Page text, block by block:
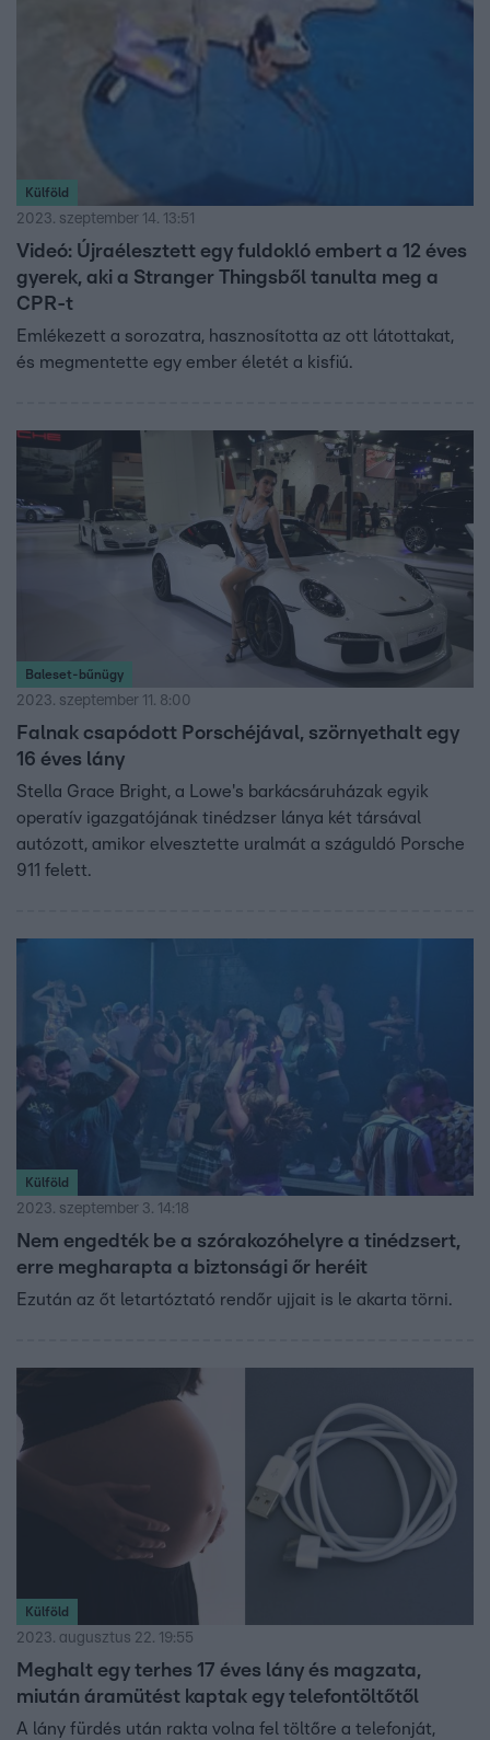
Külföld
2023. szeptember 14. 13:51
Videó: Újraélesztett egy fuldokló embert a 12 éves
gyerek, aki a Stranger Thingsből tanulta meg a
CPR-t
Emlékezett a sorozatra, hasznosította az ott látottakat,
és megmentette egy ember életét a kisfiú.
Baleset-bűnügy
2023. szeptember 11. 8:00
Falnak csapódott Porschéjával, szörnyethalt egy
16 éves lány
Stella Grace Bright, a Lowe's barkácsáruházak egyik
operatív igazgatójának tinédzser lánya két társával
autózott, amikor elvesztette uralmát a száguldó Porsche
911 felett.
Külföld
2023. szeptember 3. 14:18
Nem engedték be a szórakozóhelyre a tinédzsert,
erre megharapta a biztonsági őr heréit
Ezután az őt letartóztató rendőr ujjait is le akarta törni.
Külföld
2023. augusztus 22. 19:55
Meghalt egy terhes 17 éves lány és magzata,
miután áramütést kaptak egy telefontöltőtől
A lány fürdés után rakta volna fel töltőre a telefonját,